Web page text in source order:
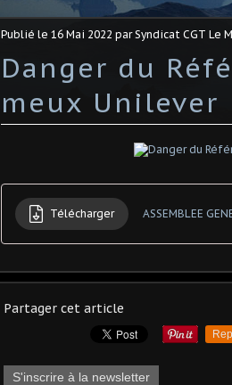
Publié le 16 Mai 2022 par Syndicat CGT Le
Danger du
meux Unilever
Télécharger ASSEMBLEE
Partager cet article
S'inscrire à la newsletter